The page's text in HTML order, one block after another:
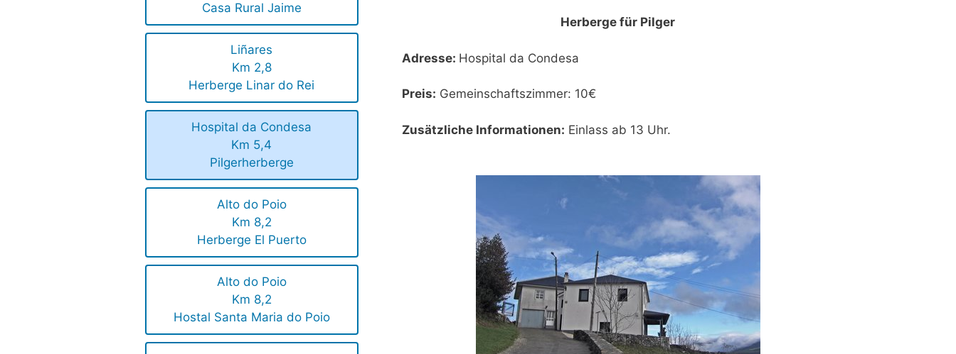
Casa Rural Jaime
Liñares
Km 2,8
Herberge Linar do Rei
Hospital da Condesa
Km 5,4
Pilgerherberge
Alto do Poio
Km 8,2
Herberge El Puerto
Alto do Poio
Km 8,2
Hostal Santa Maria do Poio
Herberge für Pilger
Adresse: Hospital da Condesa
Preis: Gemeinschaftszimmer: 10€
Zusätzliche Informationen: Einlass ab 13 Uhr.